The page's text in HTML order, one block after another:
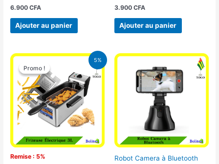
6.900CFA
Ajouter au panier
3.900 CFA
Ajouter au panier
5%
Promo !
Remise : 5%
Promo !
Le
initial
était :
39.000 CFA.
Le
prix
actuel
est :
37.000 CFA.
Robot Camera à Bluetooth